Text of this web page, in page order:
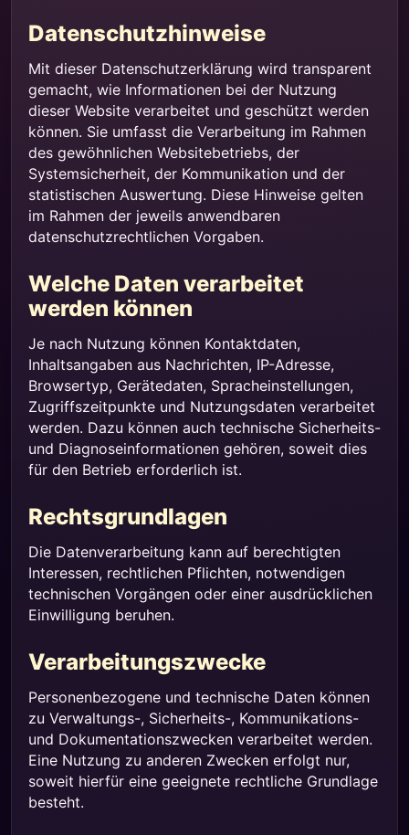
Datenschutzhinweise
Mit dieser Datenschutzerklärung wird transparent
gemacht, wie Informationen bei der Nutzung
dieser Website verarbeitet und geschützt werden
können. Sie umfasst die Verarbeitung im Rahmen
des gewöhnlichen Websitebetriebs, der
Systemsicherheit, der Kommunikation und der
statistischen Auswertung. Diese Hinweise gelten
im Rahmen der jeweils anwendbaren
datenschutzrechtlichen Vorgaben.
Welche Daten verarbeitet
werden können
Je nach Nutzung können Kontaktdaten,
Inhaltsangaben aus Nachrichten, IP-Adresse,
Browsertyp, Gerätedaten, Spracheinstellungen,
Zugriffszeitpunkte und Nutzungsdaten verarbeitet
werden. Dazu können auch technische Sicherheits-
und Diagnoseinformationen gehören, soweit dies
für den Betrieb erforderlich ist.
Rechtsgrundlagen
Die Datenverarbeitung kann auf berechtigten
Interessen, rechtlichen Pflichten, notwendigen
technischen Vorgängen oder einer ausdrücklichen
Einwilligung beruhen.
Verarbeitungszwecke
Personenbezogene und technische Daten können
zu Verwaltungs-, Sicherheits-, Kommunikations-
und Dokumentationszwecken verarbeitet werden.
Eine Nutzung zu anderen Zwecken erfolgt nur,
soweit hierfür eine geeignete rechtliche Grundlage
besteht.